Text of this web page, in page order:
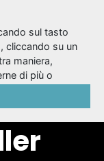
sul tasto
cliccando su un
maniera,
di più o